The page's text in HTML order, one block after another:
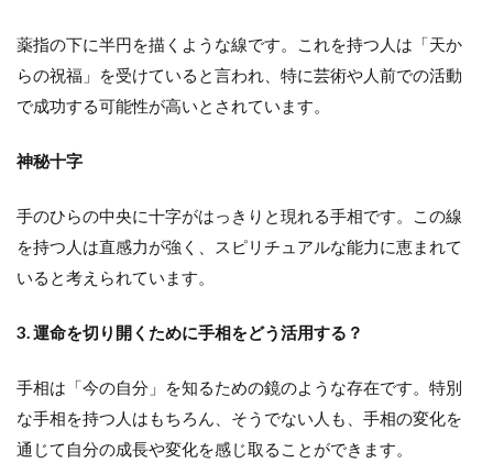
薬指の下に半円を描くような線です。これを持つ人は「天か
らの祝福」を受けていると言われ、特に芸術や人前での活動
で成功する可能性が高いとされています。
神秘十字
手のひらの中央に十字がはっきりと現れる手相です。この線
を持つ人は直感力が強く、スピリチュアルな能力に恵まれて
いると考えられています。
3. 運命を切り開くために手相をどう活用する？
手相は「今の自分」を知るための鏡のような存在です。特別
な手相を持つ人はもちろん、そうでない人も、手相の変化を
通じて自分の成長や変化を感じ取ることができます。